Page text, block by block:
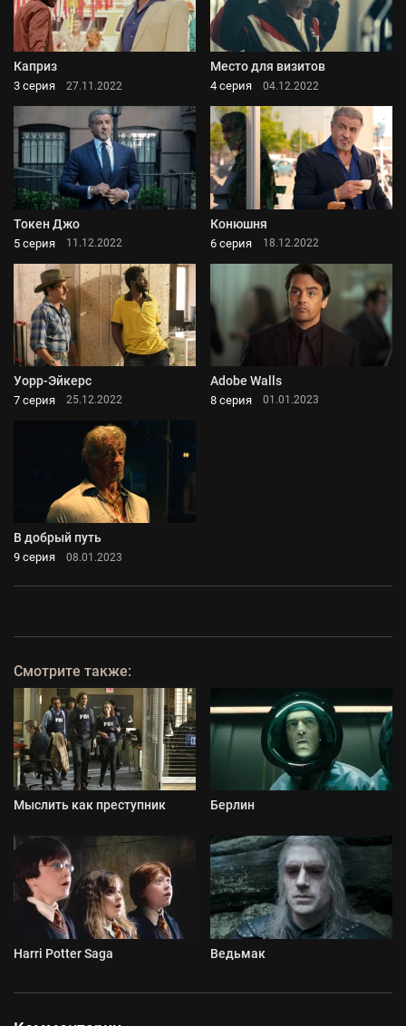
Каприз
3 серия 27.11.2022
Место для визитов
4 серия 04.12.2022
Токен Джо
5 серия 11.12.2022
Конюшня
6 серия 18.12.2022
Уорр-Эйкерс
7 серия 25.12.2022
Adobe Walls
8 серия 01.01.2023
В добрый путь
9 серия 08.01.2023
Смотрите также:
Мыслить как преступник Берлин
Harri Potter Saga Ведьмак